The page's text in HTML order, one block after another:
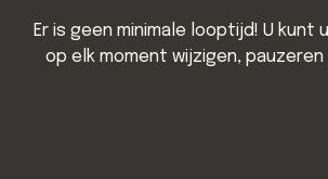
Er is geen minimale looptijd! U kunt
op elk moment wijzigen,